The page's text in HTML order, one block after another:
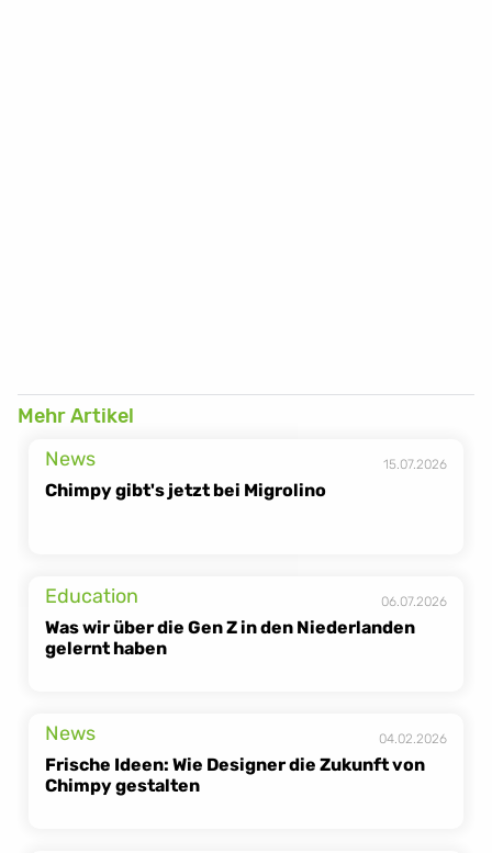
Mehr Artikel
News
15.07.2026
Chimpy gibt's jetzt bei Migrolino
Education 06.07.2026
Was wir über die Gen Z in den Niederlanden
gelernt haben
News 04.02.2026
Frische Ideen: Wie Designer die Zukunft von
Chimpy gestalten